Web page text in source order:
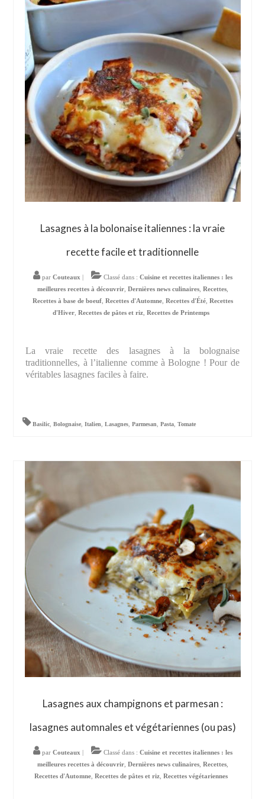
Lasagnes à la bolonaise italiennes : la vraie
recette facile et traditionnelle
par Couteaux Classé dans : Cuisine et recettes italiennes : les
meilleures recettes à découvrir, Dernières news culinaires, Recettes,
Recettes à base de boeuf, Recettes d'Automne, Recettes d'Été, Recettes
d'Hiver Recettes de pâtes et riz Recettes de Printemps
La vraie recette des lasagnes à la bolognaise
traditionnelles, à l’italienne comme à Bologne ! Pour de
véritables lasagnes faciles à faire.
Basilic,Bolognaise,Italien,Lasagnes,Parmesan,Pasta,Tomate
Lasagnes aux champignons et parmesan :
lasagnes automnales et végétariennes (ou pas)
par Couteaux Classé dans : Cuisine et recettes italiennes : les
meilleures recettes à découvrir, Dernières news culinaires, Recettes,
Recettes d'Automne Recettes de pâtes et riz Recettes végétariennes